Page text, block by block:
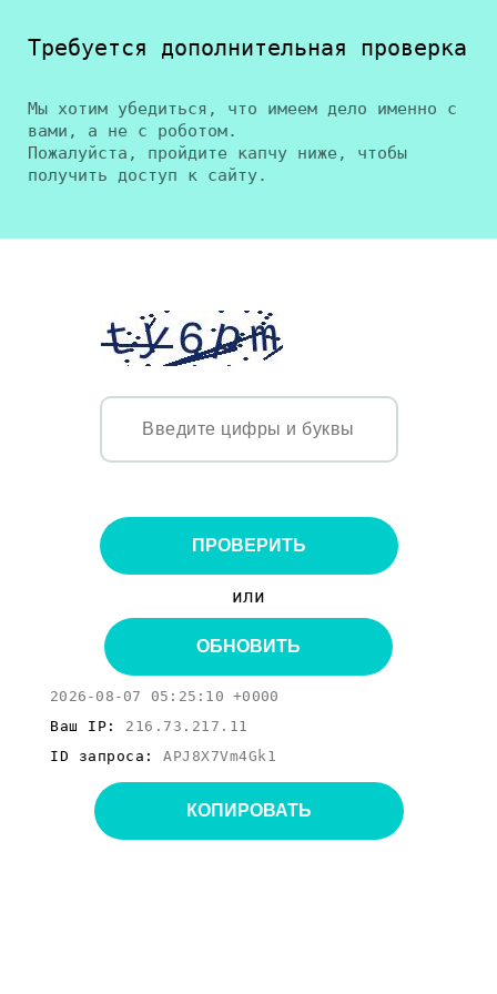
Требуется дополнительная проверка
Мы хотим убедиться, что имеем дело именно с
вами, а не с роботом.
Пожалуйста, пройдите капчу ниже, чтобы
получить доступ к сайту.
ПРОВЕРИТЬ
или
ОБНОВИТЬ
2026-08-07 05:25:10 +0000
Ваш IP: 216.73.217.11
ID запроса: APJ8X7Vm4Gk1
КОПИРОВАТЬ